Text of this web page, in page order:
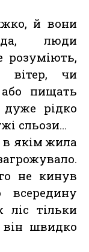
й вони
люди
розуміють,
вітер, чи
пищать
рідко
сльози…
якім жила
не кинув
всередину
тільки
швидко